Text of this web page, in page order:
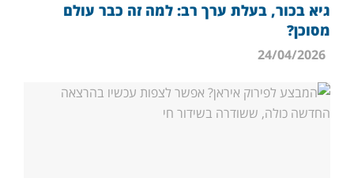
גיא בכור, בעלת ערך רב: למה זה כבר עולם
מסוכן?